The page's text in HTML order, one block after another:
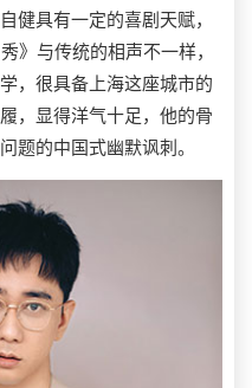
健具有一定的喜剧天赋，
》与传统的相声不一样，
，很具备上海这座城市的
，显得洋气十足，他的骨
题的中国式幽默讽刺。